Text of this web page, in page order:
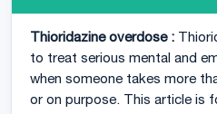
Thioridazine overdose :
to treat serious mental and
when someone takes more
or on purpose. This article is